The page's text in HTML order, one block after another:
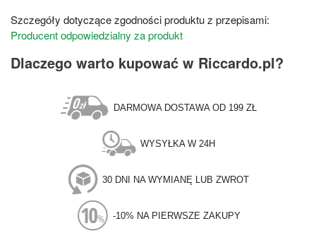
Szczegóły dotyczące zgodności produktu z przepisami:
Producent odpowiedzialny za produkt
Dlaczego warto kupować w Riccardo.pl?
DARMOWA DOSTAWA OD 199 ZŁ
WYSYŁKA W 24H
30 DNI NA WYMIANĘ LUB ZWROT
-10% NA PIERWSZE ZAKUPY